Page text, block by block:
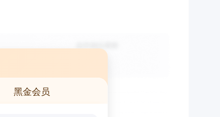
黑金会员